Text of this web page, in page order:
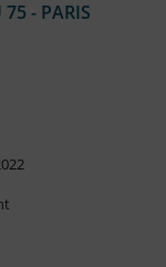
- PARIS